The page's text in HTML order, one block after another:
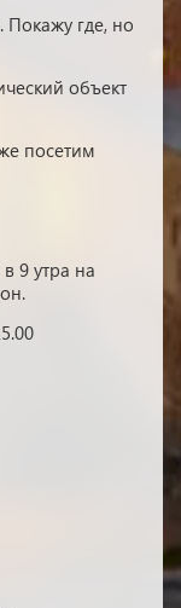
где, но
объект
посетим
9 утра на